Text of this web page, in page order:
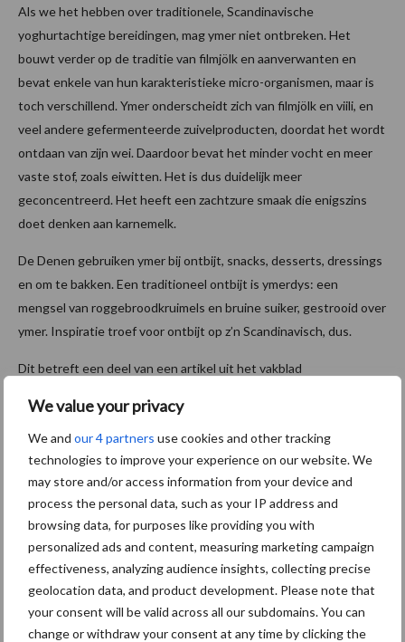
We value your privacy
We and our 4 partners use cookies and other tracking
technologies to improve your experience on our website. We
may store and/or access information from your device and
process the personal data, such as your IP address and
browsing data, for purposes like providing you with
personalized ads and content, measuring marketing campaign
effectiveness, analyzing audience insights, collecting precise
geolocation data, and product development. Please note that
your consent will be valid across all our subdomains. You can
change or withdraw your consent at any time by clicking the
Als we het hebben over traditionele, Scandinavische
yoghurtachtige bereidingen, mag ymer niet ontbreken. Het
bouwt verder op de traditie van filmjölk en aanverwanten en
bevat enkele van hun karakteristieke micro-organismen, maar is
toch verschillend. Ymer onderscheidt zich van filmjölk en viili, en
veel andere gefermenteerde zuivelproducten, doordat het wordt
ontdaan van zijn wei. Daardoor bevat het minder vocht en meer
vaste stof, zoals eiwitten. Het is dus duidelijk meer
geconcentreerd. Het heeft een zachtzure smaak die enigszins
doet denken aan karnemelk.
De Denen gebruiken ymer bij ontbijt, snacks, desserts, dressings
en om te bakken. Een traditioneel ontbijt is ymerdys: een
mengsel van roggebroodkruimels en bruine suiker, gestrooid over
ymer. Inspiratie troef voor ontbijt op z’n Scandinavisch, dus.
Dit betreft een deel van een artikel uit het vakblad
thuis op de mat?
Vraag een gratis proefnummer aan!
Aanbevolen voor jou!
Grondstoffenmarkt blijft
grillig: droogte en